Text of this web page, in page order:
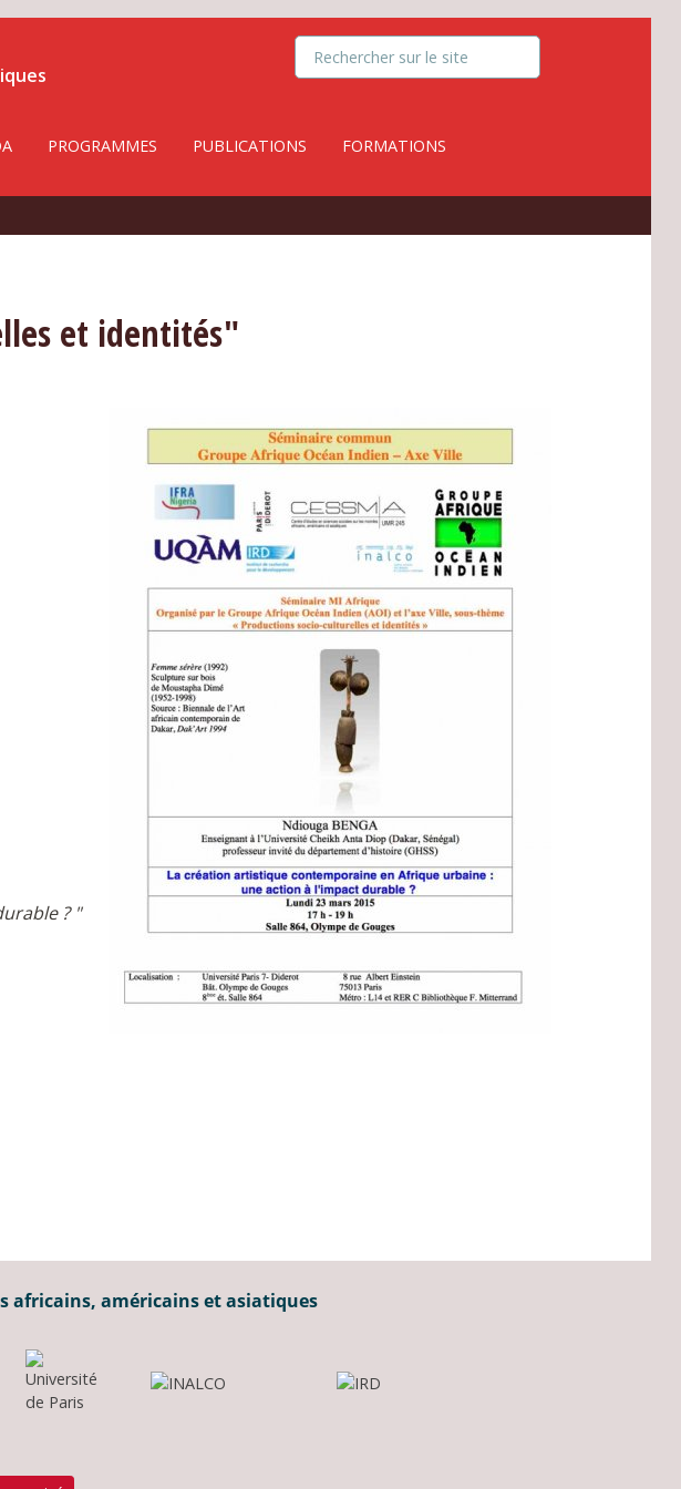
PROGRAMMES PUBLICATIONS FORMATIONS
et identités"
? "
africains, américains et asiatiques